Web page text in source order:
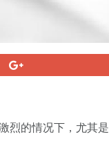
烈的情况下，尤其是